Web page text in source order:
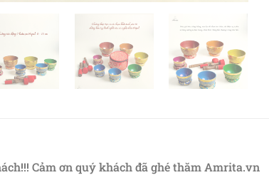
Cảm ơn quý khách đã ghé thăm Amrita.vn